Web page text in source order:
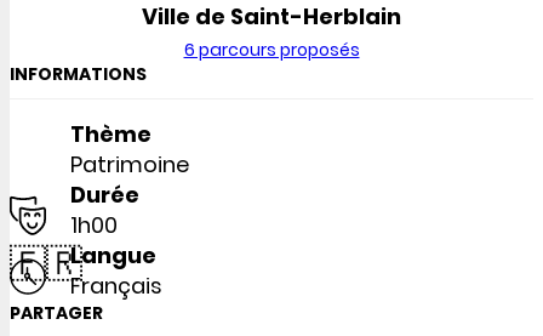
Ville de Saint-Herblain
6 parcours proposés
INFORMATIONS
Thème
Patrimoine
Durée
1h00
🇫🇷Langue
Français
PARTAGER